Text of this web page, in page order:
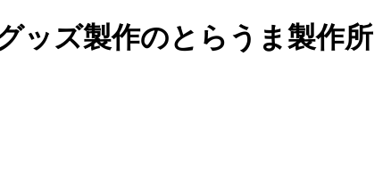
ッズ製作のとらうま製作所